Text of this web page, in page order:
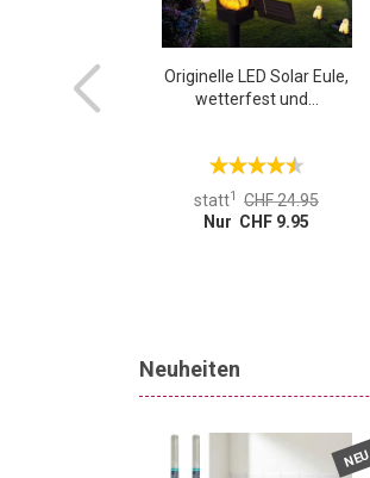
33-teiliges
Originelle LED Solar Eule,
wetterfest und...
statt1
CHF 24.95
Nur CHF 9.95
Neuheiten
NEU